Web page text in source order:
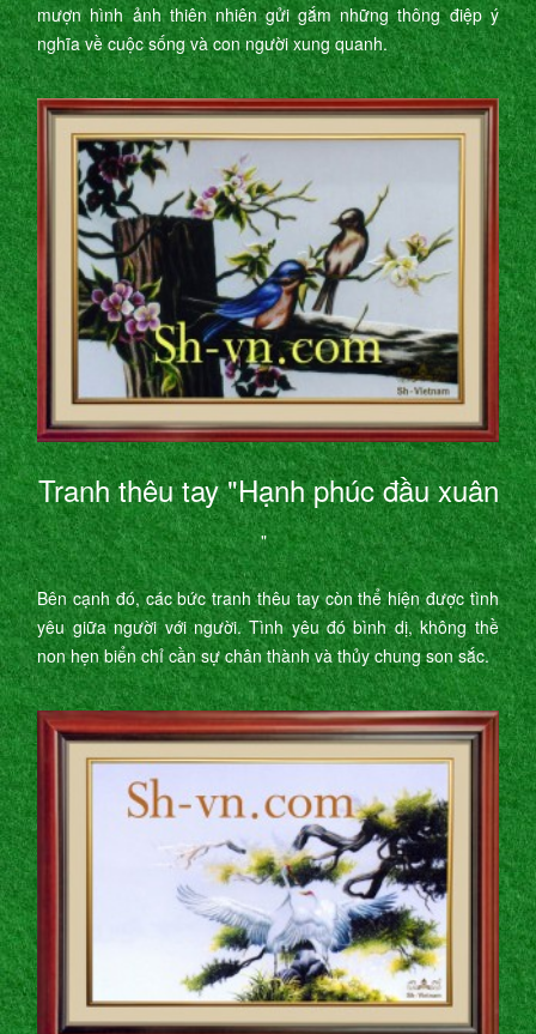
mượn hình ảnh thiên nhiên gửi gắm những thông điệp ý
nghĩa về cuộc sống và con người xung quanh.
Tranh thêu tay "Hạnh phúc đầu xuân
"
Bên cạnh đó, các bức tranh thêu tay còn thể hiện được tình
yêu giữa người với người. Tình yêu đó bình dị, không thề
non hẹn biển chỉ cần sự chân thành và thủy chung son sắc.